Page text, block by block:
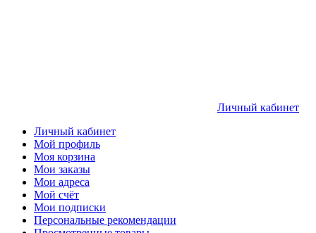
Личный кабинет
Личный кабинет
Мой профиль
Моя корзина
Мои заказы
Мои адреса
Мой счёт
Мои подписки
Персональные рекомендации